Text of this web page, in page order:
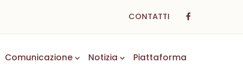
CONTATTI
Comunicazione Notizia Piattaforma